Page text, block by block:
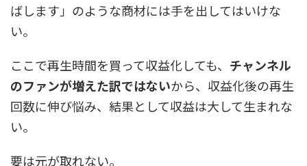
ばします」のような商材には手を出してはいけな
い。
ここで再生時間を買って収益化しても、 チャンネル
のファンが増えた訳ではないから、収益化後の再生
回数に伸び悩み、結果として収益は大して生まれな
い。
要は元が取れない。